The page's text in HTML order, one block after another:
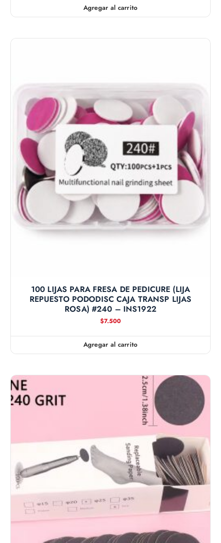
Agregar al carrito
100 LIJAS PARA FRESA DE PEDICURE (LIJA
REPUESTO PODODISC CAJA TRANSP LIJAS
ROSA) #240 – INS1922
$7.500
Agregar al carrito